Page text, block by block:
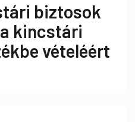
biztosok
kincstári
vételéért